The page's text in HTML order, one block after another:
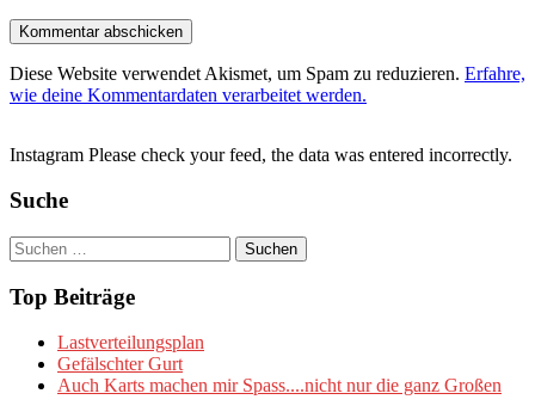
Diese Website verwendet Akismet, um Spam zu reduzieren. Erfahre,
wie deine Kommentardaten verarbeitet werden.
Instagram Please check your feed, the data was entered incorrectly.
Suche
Suchen
nach:
Top Beiträge
Lastverteilungsplan
Gefälschter Gurt
Auch Karts machen mir Spass....nicht nur die ganz Großen